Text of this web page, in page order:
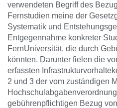
verwendeten Begriff des
Fernstudien meine der
Systematik und
Entgegennahme konkreter
FernUniversität, die durch
könnten. Darunter fielen die
erfassten
2 und 3 der vom zuständigen
gebührenpflichtigen Bezug